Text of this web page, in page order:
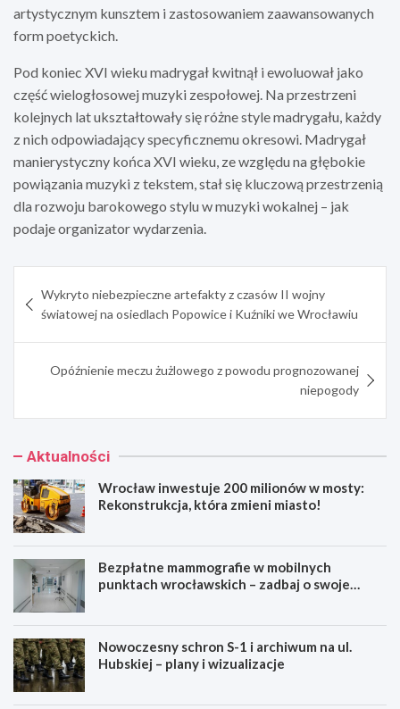
artystycznym kunsztem i zastosowaniem zaawansowanych
form poetyckich.
Pod koniec XVI wieku madrygał kwitnął i ewoluował jako
część wielogłosowej muzyki zespołowej. Na przestrzeni
kolejnych lat ukształtowały się różne style madrygału, każdy
z nich odpowiadający specyficznemu okresowi. Madrygał
manierystyczny końca XVI wieku, ze względu na głębokie
powiązania muzyki z tekstem, stał się kluczową przestrzenią
dla rozwoju barokowego stylu w muzyki wokalnej – jak
podaje organizator wydarzenia.
wpisu
Wykryto niebezpieczne artefakty z czasów II wojny
światowej na osiedlach Popowice i Kuźniki we Wrocławiu
Opóźnienie meczu żużlowego z powodu prognozowanej
niepogody
Aktualności
Wrocław inwestuje 200 milionów w mosty:
Rekonstrukcja, która zmieni miasto!
Bezpłatne mammografie w mobilnych
punktach wrocławskich – zadbaj o swoje
Nowoczesny schron S-1 i archiwum na ul.
Hubskiej – plany i wizualizacje